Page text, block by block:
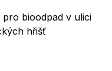
bioodpad v ulici
hřišť